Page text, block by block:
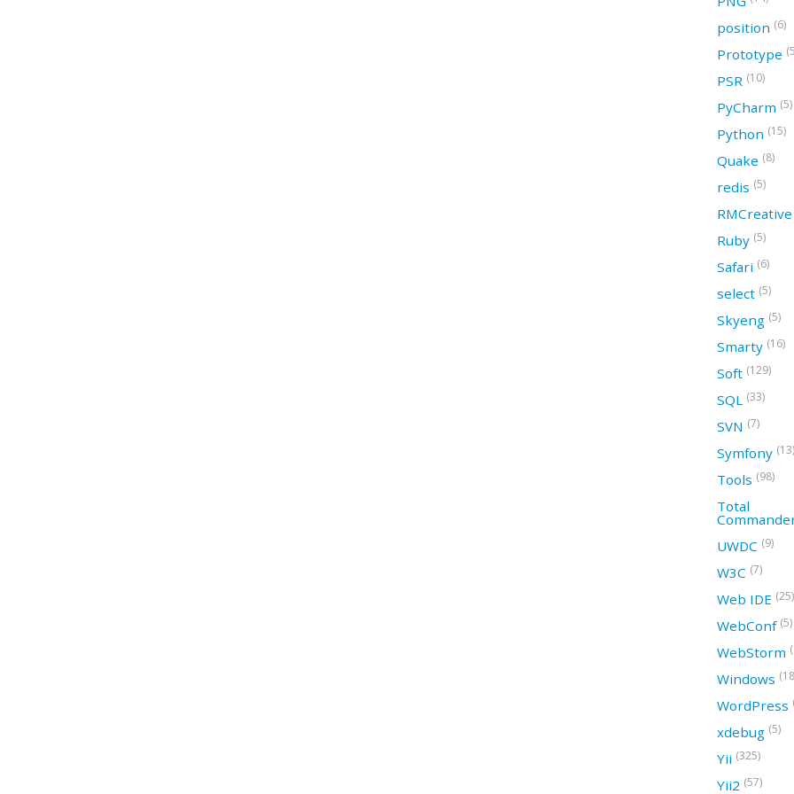
position (6)
Prototype
PSR (10)
PyCharm (5)
Python (15)
Quake (8)
redis (5)
RMCreative
Ruby (5)
Safari (6)
select (5)
Skyeng (5)
Smarty (16)
Soft (129)
SQL (33)
SVN (7)
Symfony (13)
Tools (98)
Total
UWDC (9)
W3C (7)
Web IDE (25)
WebConf (5)
WebStorm
Windows
WordPress
xdebug (5)
Yii (325)
Yii2 (57)